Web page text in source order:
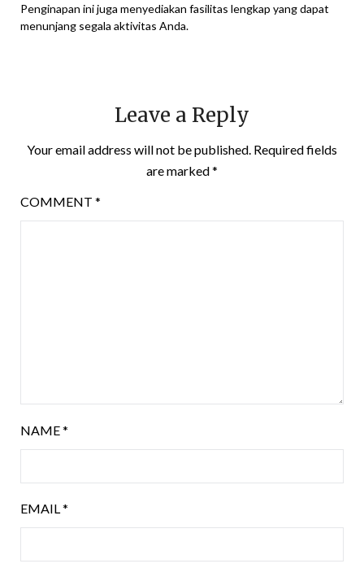
Penginapan ini juga menyediakan fasilitas lengkap yang dapat
menunjang segala aktivitas Anda.
Leave a Reply
Your email address will not be published. Required fields
are marked*
COMMENT *
NAME*
EMAIL*